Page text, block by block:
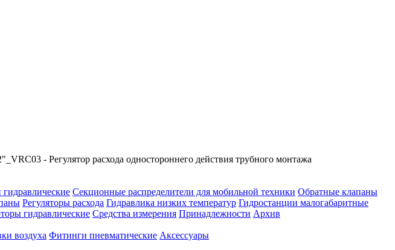
- Регулятор расхода одностороннего действия трубного монтажа
гидравлические Секционные распределители для мобильной техники Обратные клапаны
Регуляторы расхода Гидравлика низких температур Гидростанции малогабаритные
гидравлические Средства измерения Принадлежности Архив
воздуха Фитинги пневматические Аксессуары